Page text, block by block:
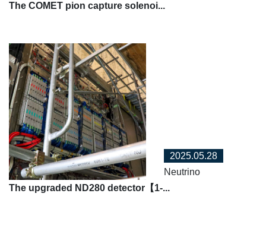
The COMET pion capture solenoi...
2025.05.28
Neutrino
The upgraded ND280 detector【1-...